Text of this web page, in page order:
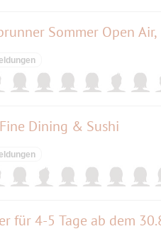
Sommer Open
Dining & Sushi
für 4-5 Tage ab dem